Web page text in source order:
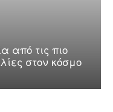
από τις πιο
στον κόσμο